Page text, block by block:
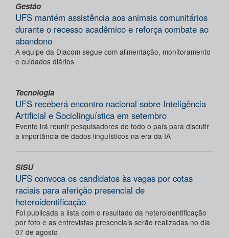
Gestão
UFS mantém assistência aos animais comunitários
durante o recesso acadêmico e reforça combate ao
abandono
A equipe da Diacom segue com alimentação, monitoramento
e cuidados diários
Tecnologia
UFS receberá encontro nacional sobre Inteligência
Artificial e Sociolinguística em setembro
Evento irá reunir pesquisadores de todo o país para discutir
a importância de dados linguísticos na era da IA
SISU
UFS convoca os candidatos às vagas por cotas
raciais para aferição presencial de
heteroidentificação
Foi publicada a lista com o resultado da heteroidentificação
por foto e as entrevistas presenciais serão realizadas no dia
07 de agosto